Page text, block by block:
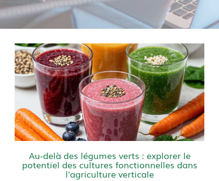
Au-delà des légumes verts : explorer le
potentiel des cultures fonctionnelles dans
l'agriculture verticale